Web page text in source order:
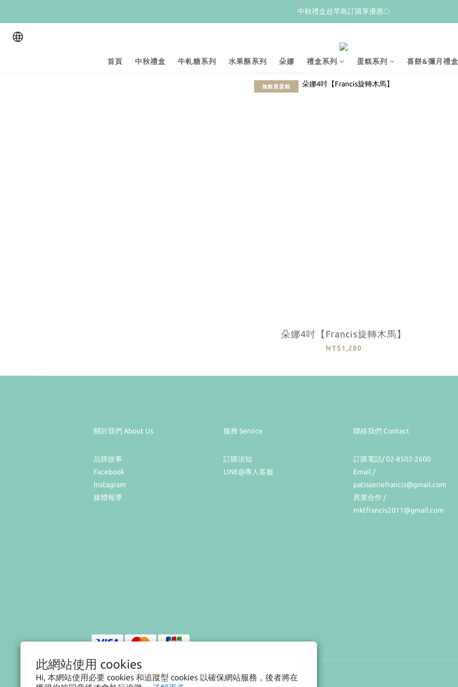
此網站使用 cookies
Hi, 本網站使用必要 cookies 和追蹤型 cookies 以確保網站服務，後者將在
𝙒𝙚𝙡𝙘𝙤𝙢𝙚💝 新加入會員贈$𝟭𝟬𝟬購物金
中秋禮盒超早鳥訂購享優惠🌕
𝙒𝙚𝙡𝙘𝙤𝙢𝙚💝 新加入會員贈$𝟭𝟬𝟬購物金
首頁 中秋禮盒 牛軋糖系列 水果酥系列 朵娜 禮盒系列 蛋糕系列 喜餅&彌月禮盒
無麩質蛋糕
朵娜4吋【Francis旋轉木馬】
NT$1,280
關於我們 About Us
品牌故事
Facebook
Instagram
媒體報導
服務 Service
訂購須知
LINE@專人客服
聯絡我們 Contact
訂購電話/ 02-8502-2600
Email /
patisseriefrancis@gmail.com
異業合作 /
mktfrancis2011@gmail.com
$TWD 繁體中文